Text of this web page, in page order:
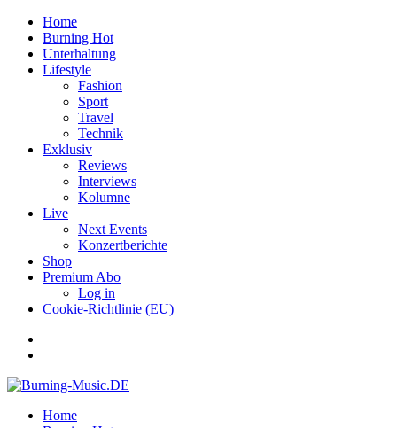
Home
Burning Hot
Unterhaltung
Lifestyle
Fashion
Sport
Travel
Technik
Exklusiv
Reviews
Interviews
Kolumne
Live
Next Events
Konzertberichte
Shop
Premium Abo
Log in
Cookie-Richtlinie (EU)
Home